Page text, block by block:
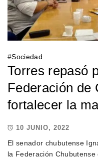
#Sociedad
Torres repasó
Federación de
fortalecer la
10 JUNIO, 2022
El senador chubutense
la Federación